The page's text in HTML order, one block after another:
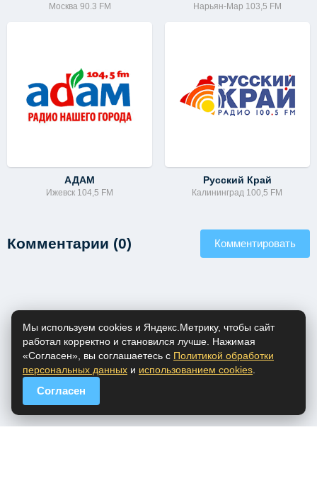
Москва 90.3 FM Нарьян-Мар 103,5 FM
АДАМ
Ижевск 104,5 FM
Русский Край
Калининград 100,5 FM
Комментарии (0) Комментировать
Мы используем cookies и Яндекс.Метрику, чтобы сайт
работал корректно и становился лучше. Нажимая
«Согласен», вы соглашаетесь с Политикой обработки
персональных данных и использованием cookies
Согласен